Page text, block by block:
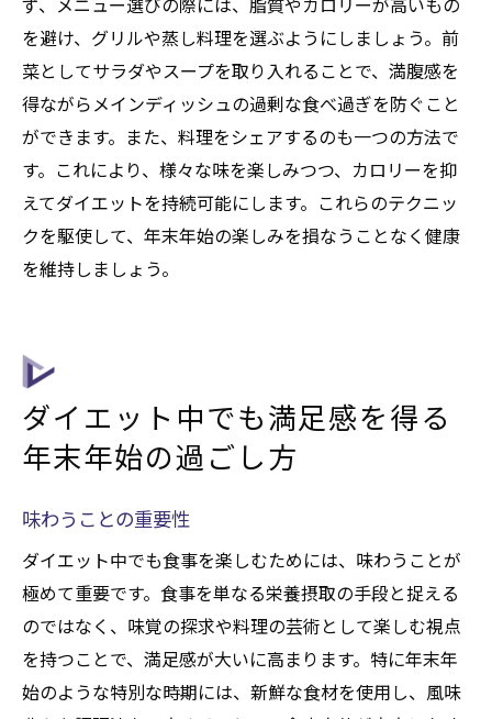
を避け、グリルや蒸し料理を選ぶようにしましょう。前
菜としてサラダやスープを取り入れることで、満腹感を
得ながらメインディッシュの過剰な食べ過ぎを防ぐこと
ができます。また、料理をシェアするのも一つの方法で
す。これにより、様々な味を楽しみつつ、カロリーを抑
えてダイエットを持続可能にします。これらのテクニッ
クを駆使して、年末年始の楽しみを損なうことなく健康
を維持しましょう。
ダイエット中でも満足感を得る
年末年始の過ごし方
味わうことの重要性
ダイエット中でも食事を楽しむためには、味わうことが
極めて重要です。食事を単なる栄養摂取の手段と捉える
のではなく、味覚の探求や料理の芸術として楽しむ視点
を持つことで、満足感が大いに高まります。特に年末年
始のような特別な時期には、新鮮な食材を使用し、風味